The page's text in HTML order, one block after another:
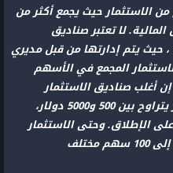
الاستثمار حيث يجمع أكثر من
لا تعتبر صناديق
حيث يتم إدارتها من قبل مديري
المجمع في الأسهم
أغلب صناديق الاستثمار
المشتركة لديها حد أدنى للاستثمار يتراوح بين 500 و5000 دولار،
الإطلاق. وحتى الاستثمار
الصغير نسبيًا يوفر التعرض لما يصل إلى 100 سهم مختلف